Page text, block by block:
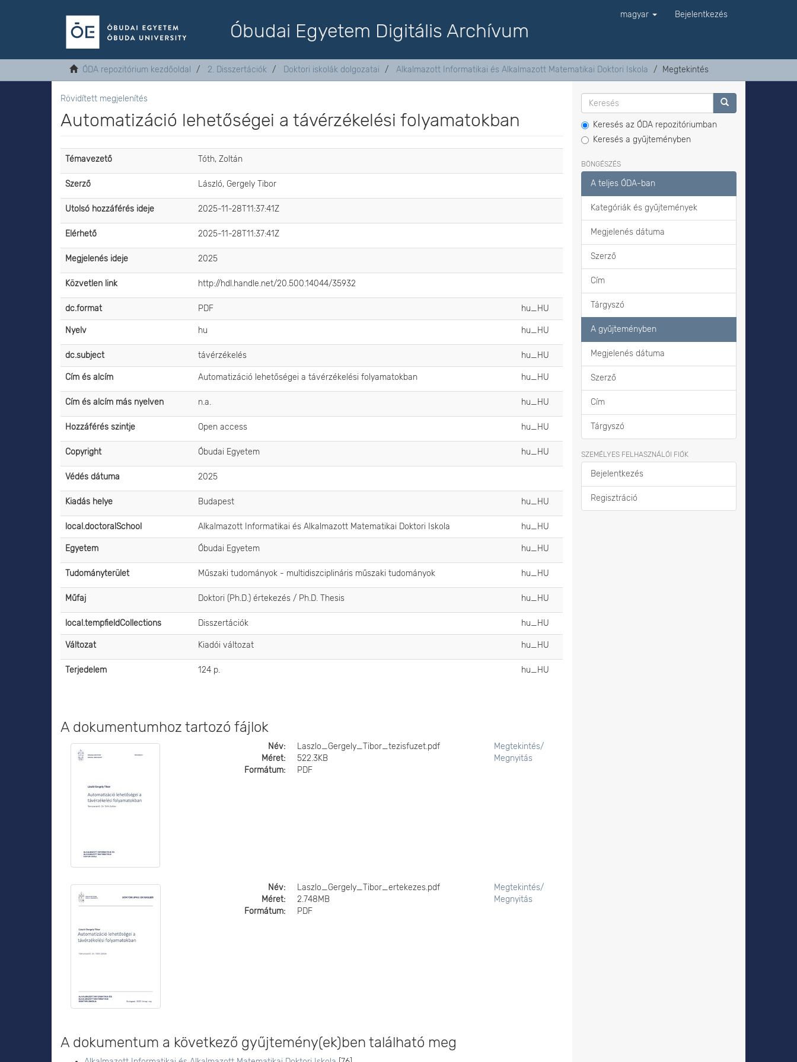
Óbudai Egyetem Digitális Archívum
magyar Bejelentkezés
ÓDA repozitórium kezdőoldal 2. Disszertációk Doktori iskolák dolgozatai Alkalmazott Informatikai és Alkalmazott Matematikai Doktori Iskola Megtekintés
Rövidített megjelenítés
Automatizáció lehetőségei a távérzékelési folyamatokban
Témavezető Tóth, Zoltán
Szerző László, Gergely Tibor
Utolsó hozzáférés ideje 2025-11-28T11:37:41Z
Elérhető 2025-11-28T11:37:41Z
Megjelenés ideje 2025
Közvetlen link http://hdl.handle.net/20.500.14044/35932
dc.format PDF hu_HU
Nyelv hu hu_HU
dc.subject távérzékelés hu_HU
Cím és alcím Automatizáció lehetőségei a távérzékelési folyamatokban hu_HU
Cím és alcím más nyelven n.a. hu_HU
Hozzáférés szintje Open access hu_HU
Copyright Óbudai Egyetem hu_HU
Védés dátuma 2025
Kiadás helye Budapest hu_HU
local.doctoralSchool Alkalmazott Informatikai és Alkalmazott Matematikai Doktori Iskola hu_HU
Egyetem Óbudai Egyetem hu_HU
Tudományterület Műszaki tudományok - multidiszciplináris műszaki tudományok hu_HU
Műfaj Doktori (Ph.D.) értekezés / Ph.D. Thesis hu_HU
local.tempfieldCollections Disszertációk hu_HU
Változat Kiadói változat hu_HU
Terjedelem 124 p. hu_HU
A dokumentumhoz tartozó fájlok
Név:
Laszlo_Gergely_Tibor_tezisfuzet.pdf
Méret:
522.3KB
Formátum:
PDF
Megtekintés/
Megnyitás
Név:
Laszlo_Gergely_Tibor_ertekezes.pdf
Méret:
2.748MB
Formátum:
PDF
Megtekintés/
Megnyitás
A dokumentum a következő gyűjtemény(ek)ben található meg
Keresés az ÓDA repozitóriumban
Keresés a gyűjteményben
BÖNGÉSZÉS
A teljes ÓDA-ban
Kategóriák és gyűjtemények
Megjelenés dátuma
Szerző
Cím
Tárgyszó
A gyűjteményben
Megjelenés dátuma
Szerző
Cím
Tárgyszó
SZEMÉLYES FELHASZNÁLÓI FIÓK
Bejelentkezés
Regisztráció